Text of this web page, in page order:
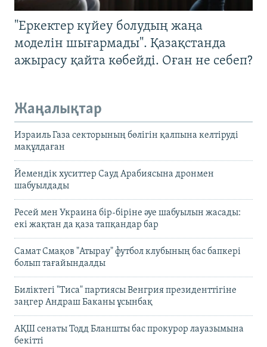
"Еркектер күйеу болудың жаңа
моделін шығармады". Қазақстанда
ажырасу қайта көбейді. Оған не себеп?
Жаңалықтар
Израиль Газа секторының бөлігін қалпына келтіруді
мақұлдаған
Йемендік хуситтер Сауд Арабиясына дронмен
шабуылдады
Ресей мен Украина бір-біріне әуе шабуылын жасады:
екі жақтан да қаза тапқандар бар
Самат Смақов "Атырау" футбол клубының бас бапкері
болып тағайындалды
Биліктегі "Тиса" партиясы Венгрия президенттігіне
заңгер Андраш Баканы ұсынбақ
АҚШ сенаты Тодд Бланшты бас прокурор лауазымына
бекітті